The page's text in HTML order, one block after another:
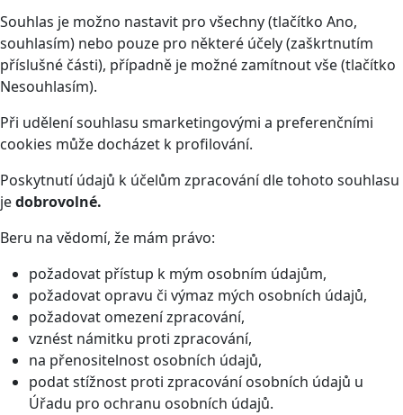
Souhlas je možno nastavit pro všechny (tlačítko Ano,
souhlasím) nebo pouze pro některé účely (zaškrtnutím
příslušné části), případně je možné zamítnout vše (tlačítko
Nesouhlasím).
Při udělení souhlasu smarketingovými a preferenčními
cookies může docházet k profilování.
Poskytnutí údajů k účelům zpracování dle tohoto souhlasu
jedobrovolné.
Beru na vědomí, že mám právo:
požadovat přístup k mým osobním údajům,
požadovat opravu či výmaz mých osobních údajů,
požadovat omezení zpracování,
vznést námitku proti zpracování,
na přenositelnost osobních údajů,
podat stížnost proti zpracování osobních údajů u
Úřadu pro ochranu osobních údajů.